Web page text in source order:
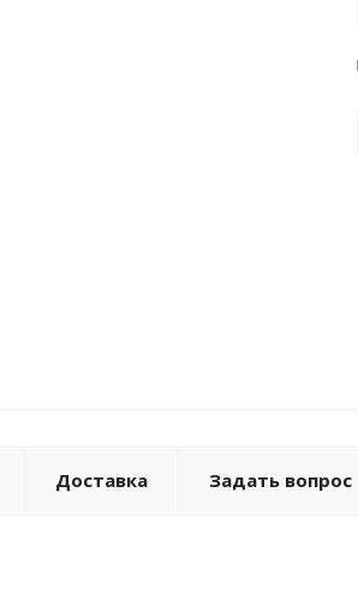
Доставка Задать вопрос